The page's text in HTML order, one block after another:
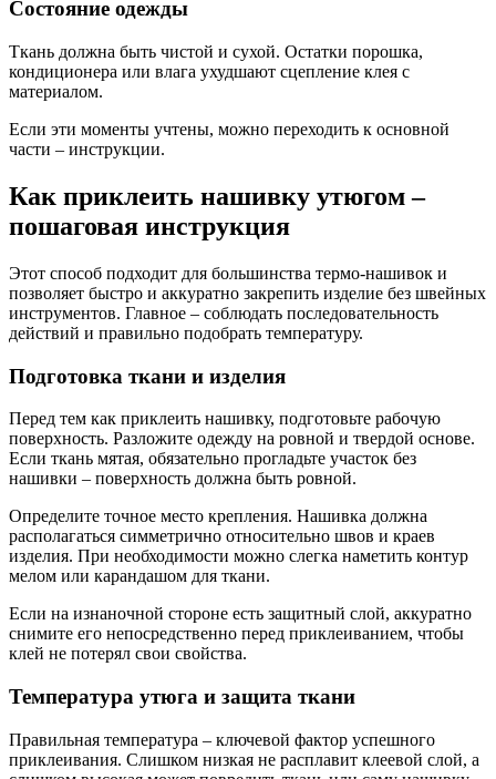
Состояние одежды
Ткань должна быть чистой и сухой. Остатки порошка,
кондиционера или влага ухудшают сцепление клея с
материалом.
Если эти моменты учтены, можно переходить к основной
части – инструкции.
Как приклеить нашивку утюгом –
пошаговая инструкция
Этот способ подходит для большинства термо-нашивок и
позволяет быстро и аккуратно закрепить изделие без швейных
инструментов. Главное – соблюдать последовательность
действий и правильно подобрать температуру.
Подготовка ткани и изделия
Перед тем как приклеить нашивку, подготовьте рабочую
поверхность. Разложите одежду на ровной и твердой основе.
Если ткань мятая, обязательно прогладьте участок без
нашивки – поверхность должна быть ровной.
Определите точное место крепления. Нашивка должна
располагаться симметрично относительно швов и краев
изделия. При необходимости можно слегка наметить контур
мелом или карандашом для ткани.
Если на изнаночной стороне есть защитный слой, аккуратно
снимите его непосредственно перед приклеиванием, чтобы
клей не потерял свои свойства.
Температура утюга и защита ткани
Правильная температура – ключевой фактор успешного
приклеивания. Слишком низкая не расплавит клеевой слой, а